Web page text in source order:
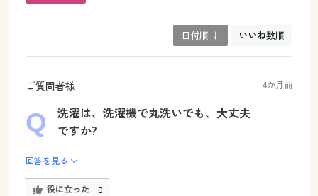
日付順 ↓ いいね数順
ご質問者様 4か月前
洗濯は、洗濯機で丸洗いでも、大丈夫
ですか?
回答を見る
役に立った 0